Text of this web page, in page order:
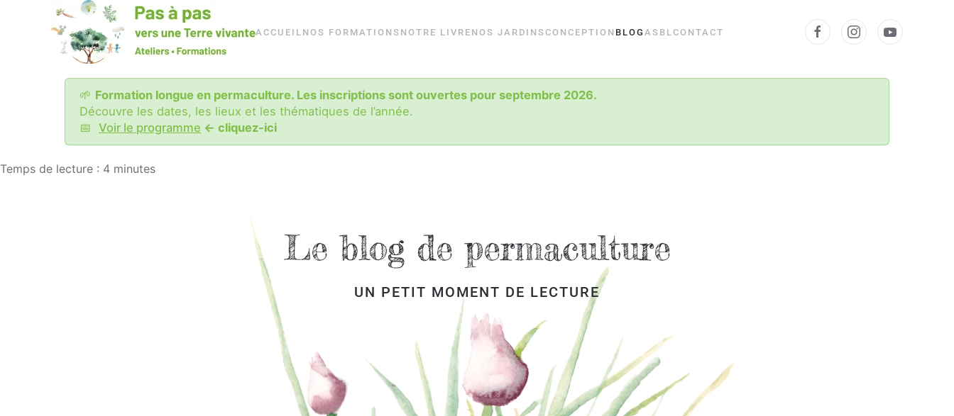
Passer
principal
ACCUEIL NOS FORMATIONS NOTRE LIVRE NOS JARDINSCONCEPTION BLOG ASBL CONTACT
🌱 Formation longue en permaculture. Les inscriptions sont ouvertes pour septembre 2026.
Découvre les dates, les lieux et les thématiques de l’année.
📅 Voir le programme <- cliquez-ici
Temps de lecture : 4 minutes
Le blog de permaculture
UN PETIT MOMENT DE LECTURE